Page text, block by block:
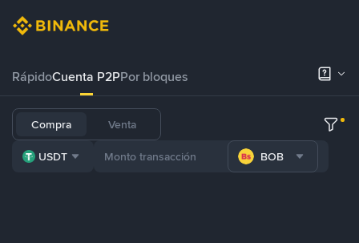
RápidoCuenta P2PPor bloques
Compra Venta
USDT BOB